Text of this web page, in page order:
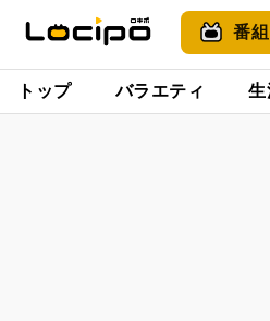
番組
トップ バラエティ 生